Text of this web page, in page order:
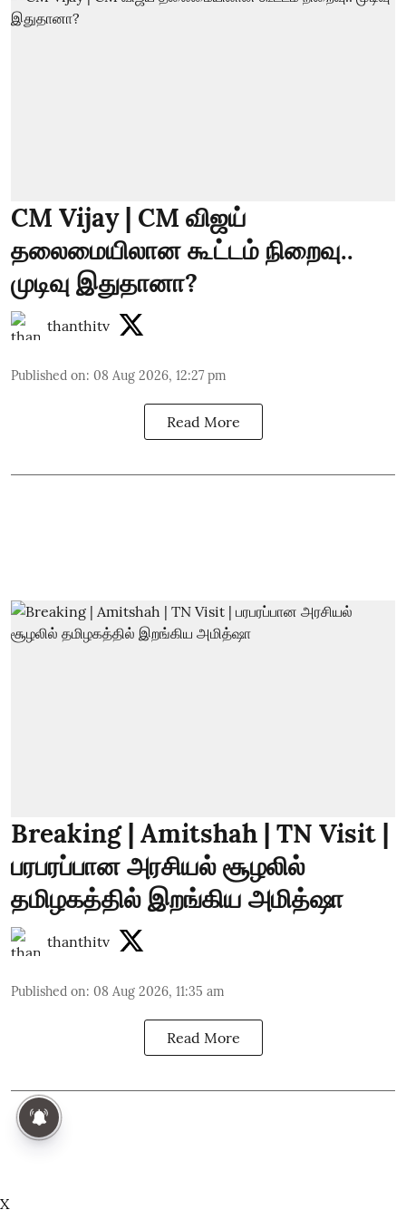
CM Vijay | CM விஜய்
தலைமையிலான கூட்டம் நிறைவு..
முடிவு இதுதானா?
thanthitv
Published on: 08 Aug 2026, 12:27 pm
Read More
Breaking | Amitshah | TN Visit |
பரபரப்பான அரசியல் சூழலில்
தமிழகத்தில் இறங்கிய அமித்ஷா
thanthitv
Published on: 08 Aug 2026, 11:35 am
Read More
X